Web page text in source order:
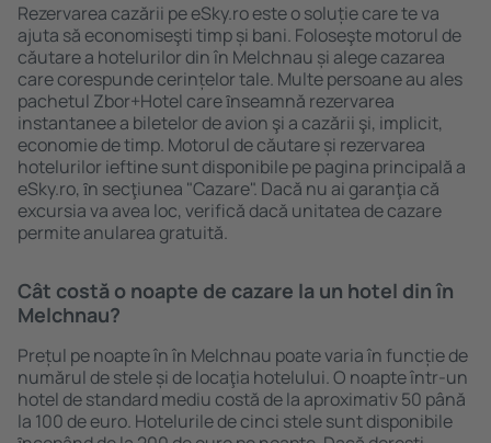
Rezervarea cazării pe eSky.ro este o soluție care te va
ajuta să economiseşti timp și bani. Foloseşte motorul de
căutare a hotelurilor din în Melchnau și alege cazarea
care corespunde cerințelor tale. Multe persoane au ales
pachetul Zbor+Hotel care ȋnseamnă rezervarea
instantanee a biletelor de avion şi a cazării şi, implicit,
economie de timp. Motorul de căutare și rezervarea
hotelurilor ieftine sunt disponibile pe pagina principală a
eSky.ro, ȋn secţiunea "Cazare". Dacă nu ai garanţia că
excursia va avea loc, verifică dacă unitatea de cazare
permite anularea gratuită.
Cât costă o noapte de cazare la un hotel din în
Melchnau?
Prețul pe noapte în în Melchnau poate varia în funcție de
numărul de stele și de locaţia hotelului. O noapte într-un
hotel de standard mediu costă de la aproximativ 50 până
la 100 de euro. Hotelurile de cinci stele sunt disponibile